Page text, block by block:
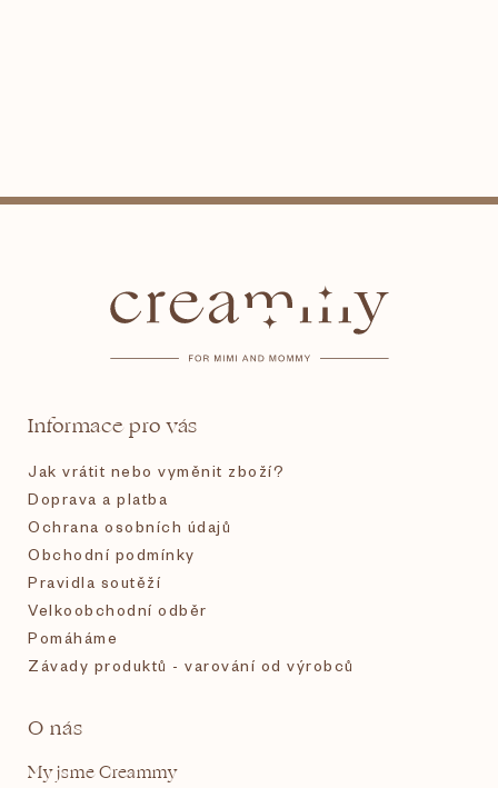
Informace pro vás
Jak vrátit nebo vyměnit zboží?
Doprava a platba
Ochrana osobních údajů
Obchodní podmínky
Pravidla soutěží
Velkoobchodní odběr
Pomáháme
Závady produktů - varování od výrobců
O nás
My jsme Creammy